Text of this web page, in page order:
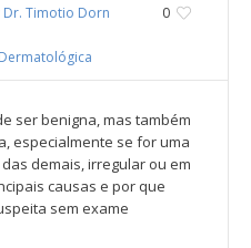
0
Dr. Timotio Dorn
ser benigna, mas também
especialmente se for uma
demais, irregular ou em
causas e por que
sem exame